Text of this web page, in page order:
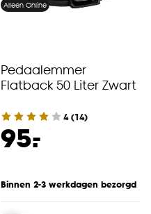
Alleen Online
Pedaalemmer
Flatback 50 Liter Zwart
4(14)
95.
-
Binnen 2-3 werkdagen bezorgd